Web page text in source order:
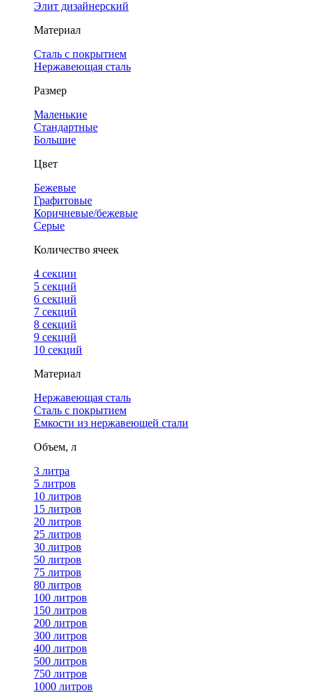
Элит дизайнерский
Материал
Сталь с покрытием
Нержавеющая сталь
Размер
Маленькие
Стандартные
Большие
Цвет
Бежевые
Графитовые
Коричневые/бежевые
Серые
Количество ячеек
4 cекции
5 секций
6 секций
7 секций
8 секций
9 секций
10 секций
Материал
Нержавеющая сталь
Сталь с покрытием
Емкости из нержавеющей стали
Объем, л
3 литра
5 литров
10 литров
15 литров
20 литров
25 литров
30 литров
50 литров
75 литров
80 литров
100 литров
150 литров
200 литров
300 литров
400 литров
500 литров
750 литров
1000 литров